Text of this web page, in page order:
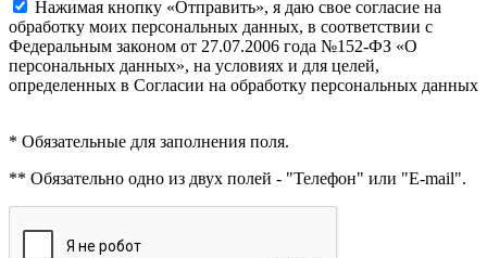
Нажимая кнопку «Отправить», я даю свое согласие на
обработку моих персональных данных, в соответствии с
Федеральным законом от 27.07.2006 года №152-ФЗ «О
персональных данных», на условиях и для целей,
определенных в Согласии на обработку персональных данных
* Обязательные для заполнения поля.
** Обязательно одно из двух полей - "Телефон" или "E-mail".